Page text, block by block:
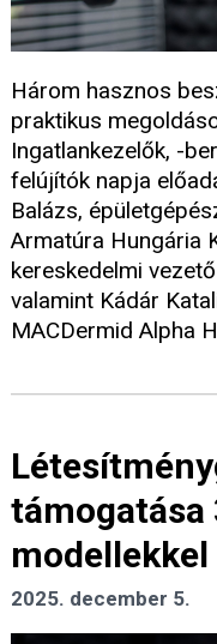
Három hasznos
praktikus
Ingatlankezelők, -
felújítók napja
Balázs,
Armatúra Hungária
kereskedelmi
valamint Kádár
MACDermid Alpha
támogatása
modellekkel
2025. december 5.